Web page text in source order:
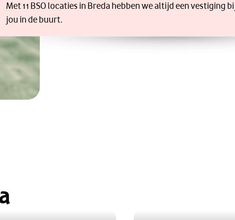
Met 11 BSO locaties in Breda hebben we altijd een vestiging
jou in de buurt.